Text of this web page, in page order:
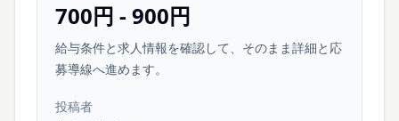
700円 - 900円
給与条件と求人情報を確認して、そのまま詳細と応
募導線へ進めます。
投稿者